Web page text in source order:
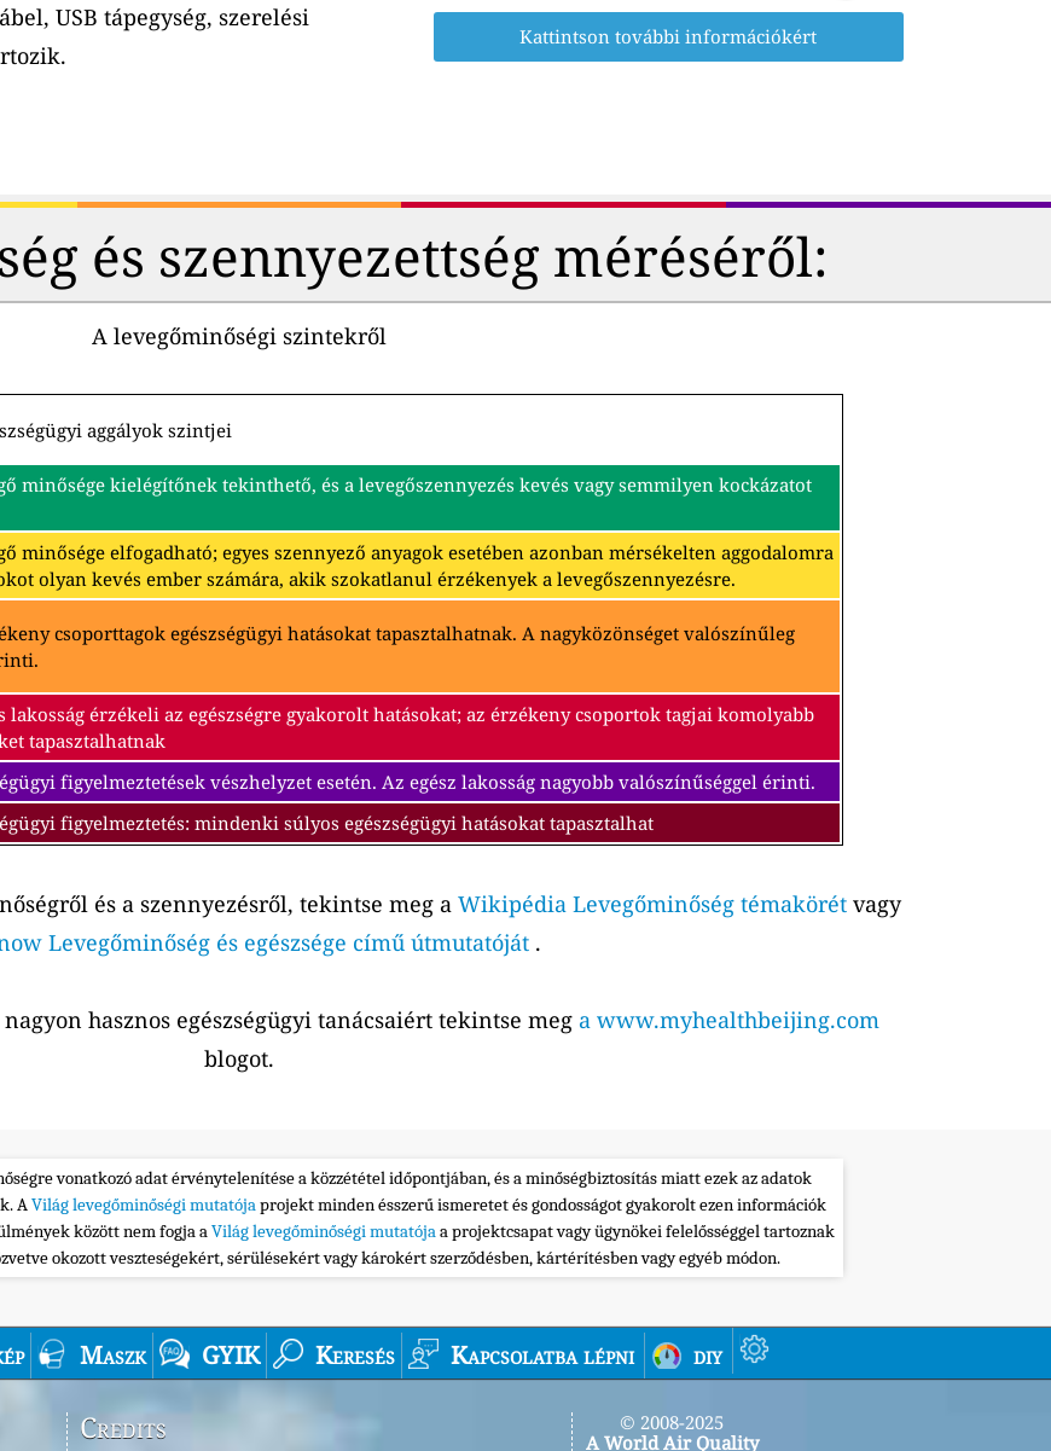
USB tápegység, szerelési
Kattintson további információkért
és szennyezettség méréséről:
A levegőminőségi szintekről
aggályok szintjei
minősége kielégítőnek tekinthető, és a levegőszennyezés kevés vagy semmilyen kockázatot
minősége elfogadható; egyes szennyező anyagok esetében azonban mérsékelten aggodalomra
olyan kevés ember számára, akik szokatlanul érzékenyek a levegőszennyezésre.
csoporttagok egészségügyi hatásokat tapasztalhatnak. A nagyközönséget valószínűleg
lakosság érzékeli az egészségre gyakorolt hatásokat; az érzékeny csoportok tagjai komolyabb
tapasztalhatnak
figyelmeztetések vészhelyzet esetén. Az egész lakosság nagyobb valószínűséggel érinti.
figyelmeztetés: mindenki súlyos egészségügyi hatásokat tapasztalhat
és a szennyezésről, tekintse meg a Wikipédia Levegőminőség témakörétvagy
Levegőminőség és egészsége című útmutatóját.
hasznos egészségügyi tanácsaiért tekintse meg a www.myhealthbeijing.com
blogot.
vonatkozó adat érvénytelenítése a közzététel időpontjában, és a minőségbiztosítás miatt ezek az adatok
AVilág levegőminőségi mutatójaprojekt minden ésszerű ismeretet és gondosságot gyakorolt ezen információk
között nem fogja aVilág levegőminőségi mutatójaa projektcsapat vagy ügynökei felelősséggel tartoznak
okozott veszteségekért, sérülésekért vagy károkért szerződésben, kártérítésben vagy egyéb módon.
Maszk GYIK Keresés Kapcsolatba lépni diy
Credits
© 2008-2025
A World Air Quality